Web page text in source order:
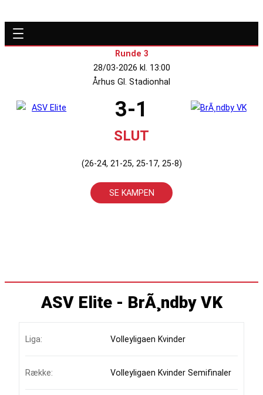
Runde 3
28/03-2026 kl. 13:00
Århus Gl. Stadionhal
3-1
SLUT
(26-24, 21-25, 25-17, 25-8)
SE KAMPEN
ASV Elite - BrÃ¸ndby VK
Liga: Volleyligaen Kvinder
Række: Volleyligaen Kvinder Semifinaler